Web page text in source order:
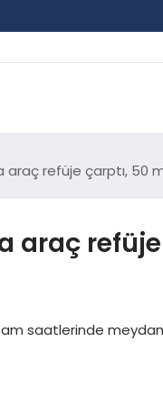
araç refüje çarptı, 50
araç
saatlerinde